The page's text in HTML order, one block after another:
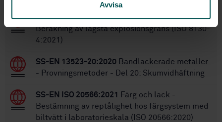
Avvisa
SS-EN ISO 8130-4:2022Pulverfärg - Del 4:
Beräkning av lägsta explosionsgräns (ISO 8130-
4:2021)
SS-EN 13523-20:2020 Bandlackerade metaller
- Provningsmetoder - Del 20: Skumvidhäftning
SS-EN ISO 20566:2021
Färg och lack -
Bestämning av reptålighet hos färgsystem med
biltvätt i laboratorieskala (ISO 20566:2020)